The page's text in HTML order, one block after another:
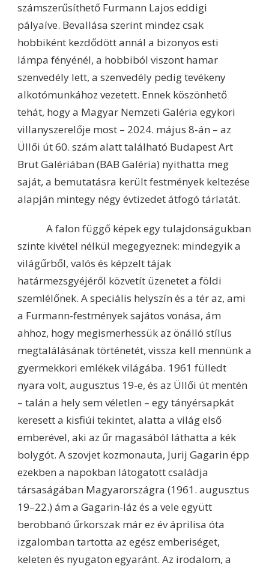
számszerűsíthető Furmann Lajos eddigi
pályaíve. Bevallása szerint mindez csak
hobbiként kezdődött annál a bizonyos esti
lámpa fényénél, a hobbiból viszont hamar
szenvedély lett, a szenvedély pedig tevékeny
alkotómunkához vezetett. Ennek köszönhető
tehát, hogy a Magyar Nemzeti Galéria egykori
villanyszerelője most – 2024. május 8-án – az
Üllői út 60. szám alatt található Budapest Art
Brut Galériában (BAB Galéria) nyithatta meg
saját, a bemutatásra került festmények keltezése
alapján mintegy négy évtizedet átfogó tárlatát.
A falon függő képek egy tulajdonságukban
szinte kivétel nélkül megegyeznek: mindegyik a
világűrből, valós és képzelt tájak
határmezsgyéjéről közvetít üzenetet a földi
szemlélőnek. A speciális helyszín és a tér az, ami
a Furmann-festmények sajátos vonása, ám
ahhoz, hogy megismerhessük az önálló stílus
megtalálásának történetét, vissza kell mennünk a
gyermekkori emlékek világába. 1961 fülledt
nyara volt, augusztus 19-e, és az Üllői út mentén
– talán a hely sem véletlen – egy tányérsapkát
keresett a kisfiúi tekintet, alatta a világ első
emberével, aki az űr magasából láthatta a kék
bolygót. A szovjet kozmonauta, Jurij Gagarin épp
ezekben a napokban látogatott családja
társaságában Magyarországra (1961. augusztus
19–22.) ám a Gagarin-láz és a vele együtt
berobbanó űrkorszak már ez év áprilisa óta
izgalomban tartotta az egész emberiséget,
keleten és nyugaton egyaránt. Az irodalom, a